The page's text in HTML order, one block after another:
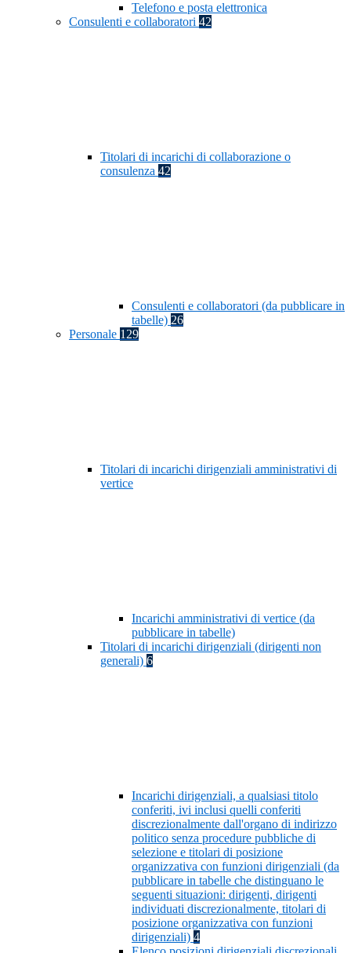
Telefono e posta elettronica
Consulenti e collaboratori 42
Titolari di incarichi di collaborazione o
consulenza 42
Consulenti e collaboratori (da pubblicare in
tabelle) 26
Personale 129
Titolari di incarichi dirigenziali amministrativi di
vertice
Incarichi amministrativi di vertice (da
pubblicare in tabelle)
Titolari di incarichi dirigenziali (dirigenti non
generali) 6
Incarichi dirigenziali, a qualsiasi titolo
conferiti, ivi inclusi quelli conferiti
discrezionalmente dall'organo di indirizzo
politico senza procedure pubbliche di
selezione e titolari di posizione
organizzativa con funzioni dirigenziali (da
pubblicare in tabelle che distinguano le
seguenti situazioni: dirigenti, dirigenti
individuati discrezionalmente, titolari di
posizione organizzativa con funzioni
dirigenziali) 4